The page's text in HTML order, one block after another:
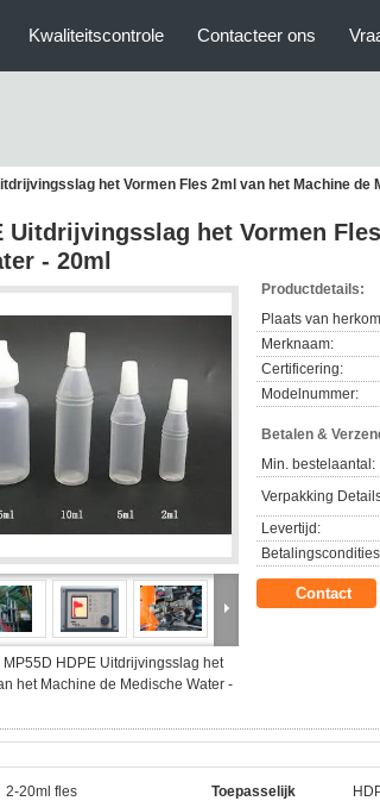
Kwaliteitscontrole Contacteer ons
het Vormen Fles 2ml van het Machine de
Uitdrijvingsslag het Vormen
- 20ml
MP55D HDPE Uitdrijvingsslag het
het Machine de Medische Water -
Productdetails:
Plaats van
Merknaam:
Certificering:
Modelnummer:
Betalen &
Min. bestelaantal:
Verpakking
Levertijd:
Contact
2-20ml fles
Toepasselijk